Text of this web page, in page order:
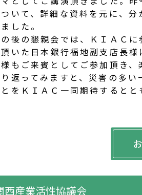
いて、詳細な資料を元に、
した。
後の懇親会では、ＫＩＡＣに
いた日本銀行福地副支店長
もご来賓としてご参加頂き、
返ってみますと、災害の多い
をＫＩＡＣ一同期待すると
産業活性協議会